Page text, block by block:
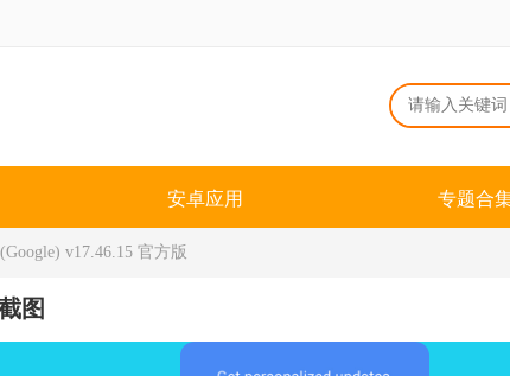
安卓应用 专题合
v17.46.15 官方版
图